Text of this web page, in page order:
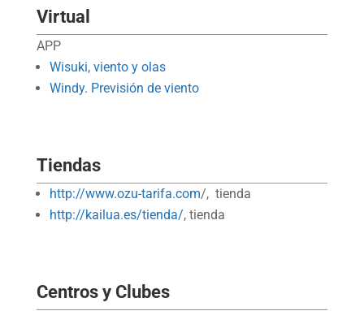
Virtual
APP
Wisuki, viento y olas
Windy. Previsión de viento
Tiendas
http://www.ozu-tarifa.com/, tienda
http://kailua.es/tienda/, tienda
Centros y Clubes